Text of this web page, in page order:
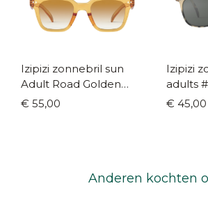
Izipizi zonnebril sun
Adult Road Golden
Canyon
€ 55,00
Izipizi
€ 45,00
Anderen kochten